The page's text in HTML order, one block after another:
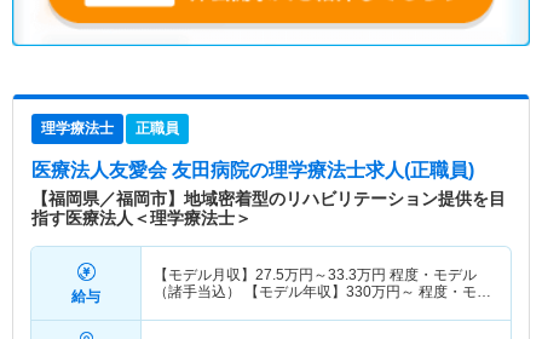
理学療法士 正職員
医療法人友愛会 友田病院の理学療法士求人(正職員)
【福岡県／福岡市】地域密着型のリハビリテーション提供を目
指す医療法人＜理学療法士＞
給与
【モデル月収】 27.5万円～33.3万円 程度・モデル
（諸手当込） 【モデル年収】 330万円～ 程度・モデ